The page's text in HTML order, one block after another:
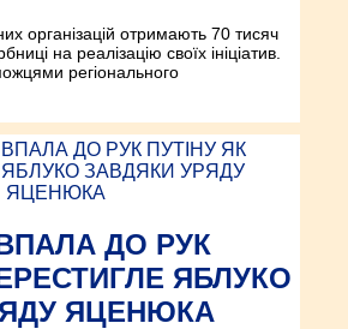
організацій отримають 70 тисяч
на реалізацію своїх ініціатив.
регіонального
ДО РУК
ЯБЛУКО
ЯЦЕНЮКА